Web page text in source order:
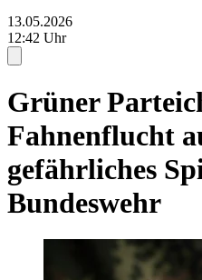
13.05.2026
12:42 Uhr
Grüner
Fahnenflucht
gefährliches
Bundeswehr